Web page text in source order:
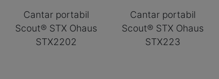
Cantar portabil
Scout® STX Ohaus
STX2202
Cantar portabil
Scout® STX Ohaus
STX223